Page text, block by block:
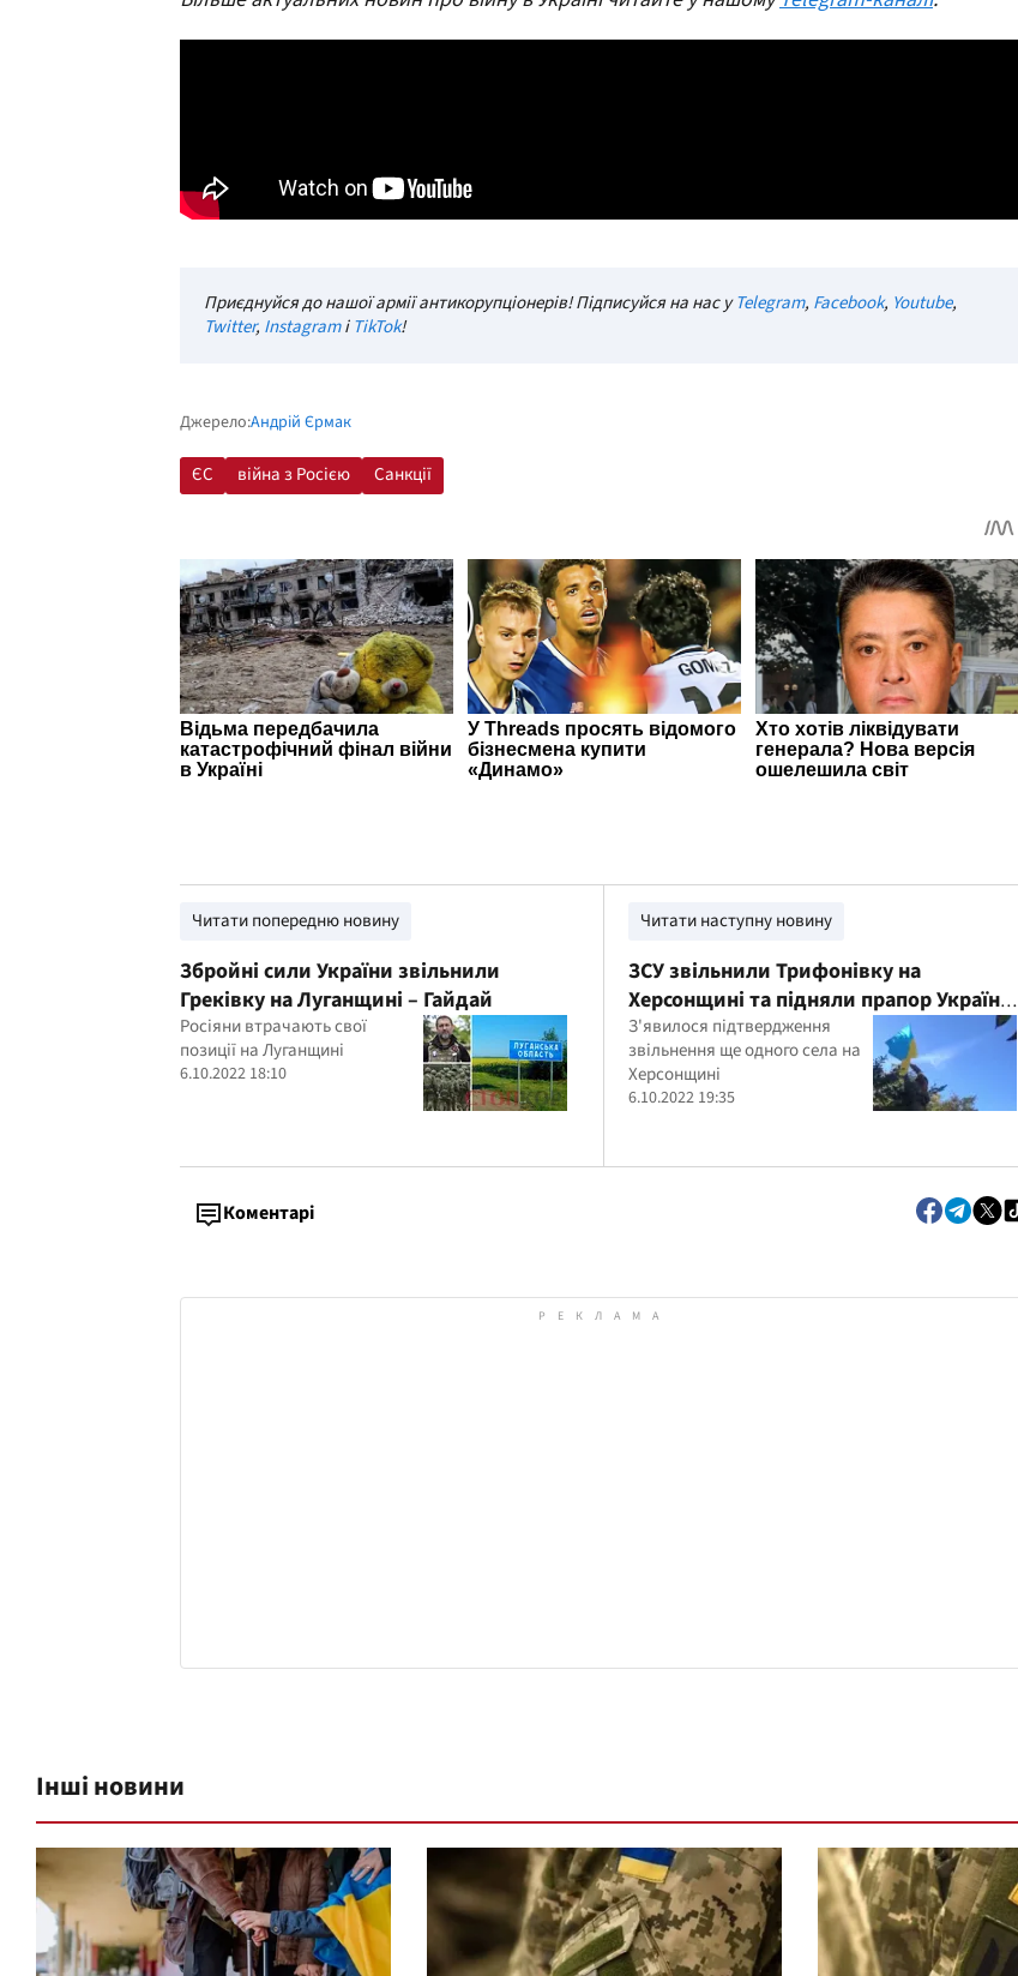
Приєднуйся до нашої армії антикорупціонерів! Підписуйся на нас уTelegram, Facebook, Youtube,
Twitter, InstagramіTikTok!
Джерело:Андрій Єрмак
ЄС війна з Росією Санкції
Читати попередню новину
Збройні сили України звільнили
Греківку на Луганщині – Гайдай
Росіяни втрачають свої
позиції на Луганщині
6.10.2022 18:10
Читати наступну новину
ЗСУ звільнили Трифонівку на
Херсонщині та підняли прапор України –
DeepState
З'явилося підтвердження
звільнення ще одного села на
Херсонщині
6.10.2022 19:35
Коментарі
Інші новини